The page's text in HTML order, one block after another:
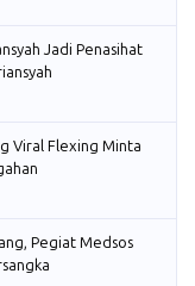
Jadi Penasihat
Viral Flexing Minta
Pegiat Medsos